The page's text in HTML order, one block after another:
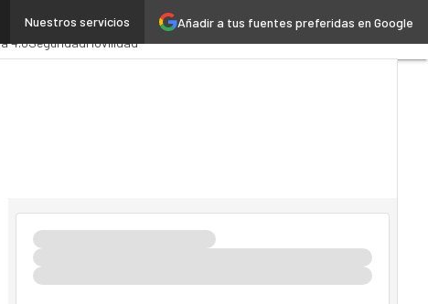
Añadir a tus fuentes preferidas en Google
Nuestros servicios
PúblicaMarTech
4.0SeguridadMovilidad